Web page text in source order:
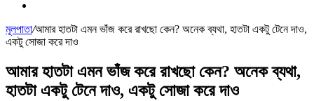
মূলপাতা/আমার হাতটা এমন ভাঁজ করে রাখছো কেন? অনেক ব্যথা, হাতটা একটু টেনে দাও,
একটু সোজা করে দাও
আমার হাতটা এমন ভাঁজ করে রাখছো কেন? অনেক ব্যথা,
হাতটা একটু টেনে দাও, একটু সোজা করে দাও